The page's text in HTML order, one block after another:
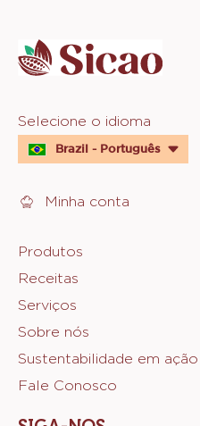
info
Website
quick
links
Selecione o idioma
Brazil - Português
Minha conta
Footer
Sicao
Produtos
Receitas
Serviços
Sobre nós
Sustentabilidade em ação
Fale Conosco